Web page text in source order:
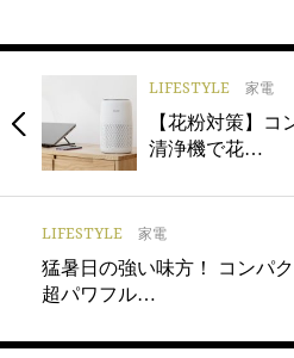
LIFESTYLE 家電
【花粉対策】
清浄機で花…
LIFESTYLE 家電
猛暑日の強い味方！ コンパ
超パワフル…